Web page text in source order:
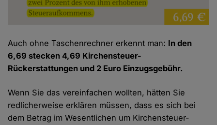
Auch ohne Taschenrechner erkennt man: In den
6,69 stecken 4,69 Kirchensteuer-
Rückerstattungen und 2 Euro Einzugsgebühr.
Wenn Sie das vereinfachen wollten, hätten Sie
redlicherweise erklären müssen, dass es sich bei
dem Betrag im Wesentlichen um Kirchensteuer-